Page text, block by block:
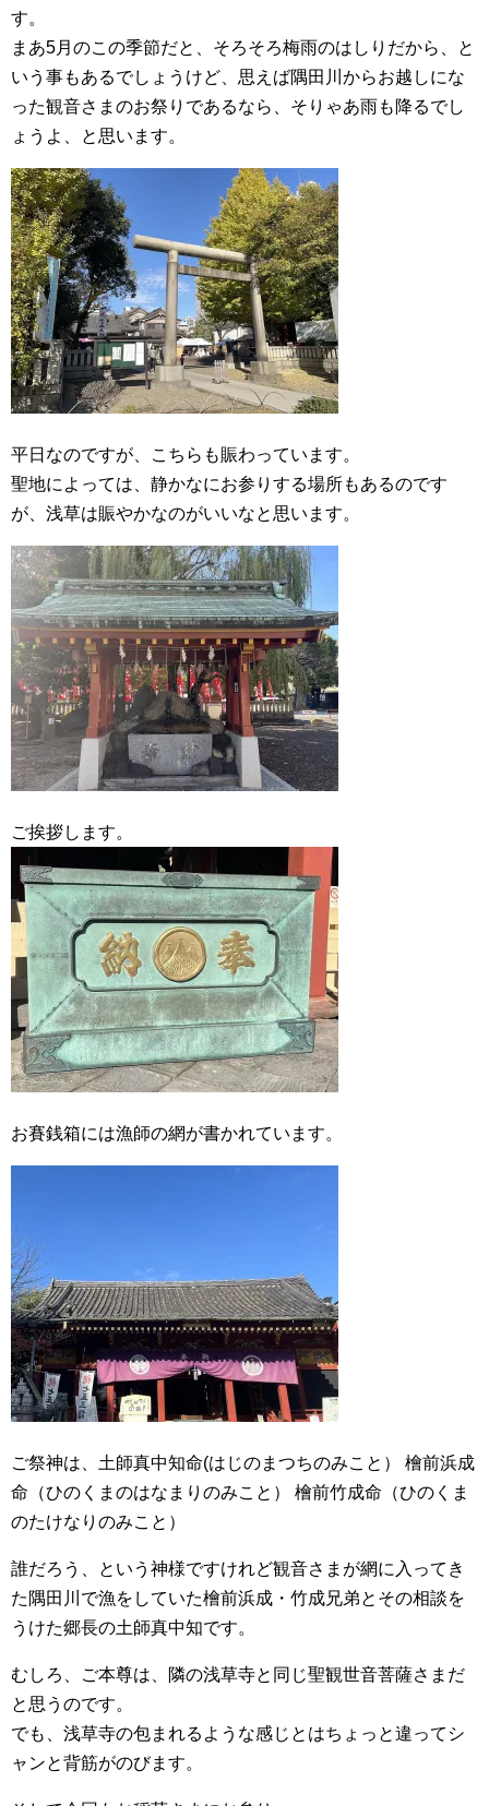
す。
まあ5月のこの季節だと、そろそろ梅雨のはしりだから、と
いう事もあるでしょうけど、思えば隅田川からお越しにな
った観音さまのお祭りであるなら、そりゃあ雨も降るでし
ょうよ、と思います。
平日なのですが、こちらも賑わっています。
聖地によっては、静かなにお参りする場所もあるのです
が、浅草は賑やかなのがいいなと思います。
ご挨拶します。
お賽銭箱には漁師の網が書かれています。
ご祭神は、土師真中知命(はじのまつちのみこと） 檜前浜成
命（ひのくまのはなまりのみこと） 檜前竹成命（ひのくま
のたけなりのみこと）
誰だろう、という神様ですけれど観音さまが網に入ってき
た隅田川で漁をしていた檜前浜成・竹成兄弟とその相談を
うけた郷長の土師真中知です。
むしろ、ご本尊は、隣の浅草寺と同じ聖観世音菩薩さまだ
と思うのです。
でも、浅草寺の包まれるような感じとはちょっと違ってシ
ャンと背筋がのびます。